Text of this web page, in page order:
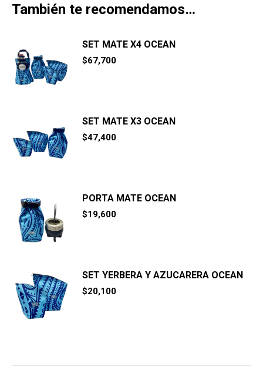
También te recomendamos…
SET MATE X4 OCEAN
$67,700
SET MATE X3 OCEAN
$47,400
PORTA MATE OCEAN
$19,600
SET YERBERA Y AZUCARERA OCEAN
$20,100